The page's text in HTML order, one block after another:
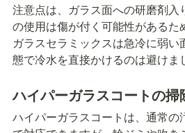
注意点は、ガラス面への研磨剤入
の使用は傷が付く可能性があるた
ガラスセラミックスは急冷に弱い
態で冷水を直接かけるのは避けま
ハイパーガラスコートの掃
ハイパーガラスコートは、通常の